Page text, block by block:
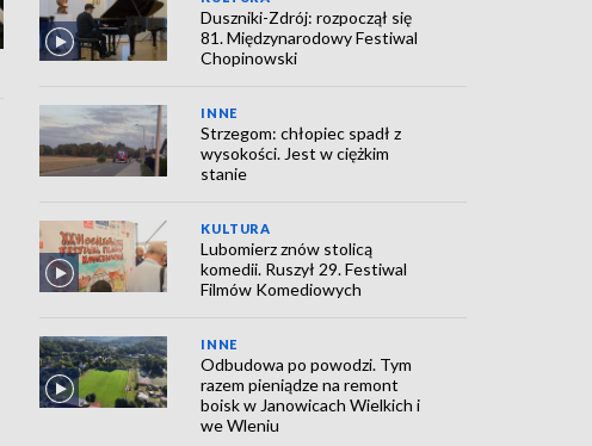
Duszniki-Zdrój: rozpoczął się
81. Międzynarodowy Festiwal
Chopinowski
INNE
Strzegom: chłopiec spadł z
wysokości. Jest w ciężkim
stanie
KULTURA
Lubomierz znów stolicą
komedii. Ruszył 29. Festiwal
Filmów Komediowych
INNE
Odbudowa po powodzi. Tym
razem pieniądze na remont
boisk w Janowicach Wielkich i
we Wleniu